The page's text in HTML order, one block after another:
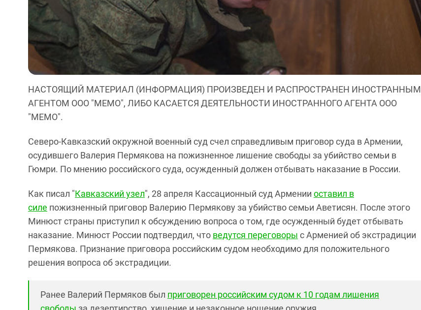
НАСТОЯЩИЙ МАТЕРИАЛ (ИНФОРМАЦИЯ) ПРОИЗВЕДЕН И РАСПРОСТРАНЕН ИНОСТРАННЫМ
АГЕНТОМ ООО "МЕМО", ЛИБО КАСАЕТСЯ ДЕЯТЕЛЬНОСТИ ИНОСТРАННОГО АГЕНТА ООО
"МЕМО".
Северо-Кавказский окружной военный суд счел справедливым приговор суда в Армении,
осудившего Валерия Пермякова на пожизненное лишение свободы за убийство семьи в
Гюмри. По мнению российского суда, осужденный должен отбывать наказание в России.
Как писал "Кавказский узел", 28 апреля Кассационный суд Армении оставил в
силе пожизненный приговор Валерию Пермякову за убийство семьи Аветисян. После этого
Минюст страны приступил к обсуждению вопроса о том, где осужденный будет отбывать
наказание. Минюст России подтвердил, что ведутся переговоры с Арменией об экстрадиции
Пермякова. Признание приговора российским судом необходимо для положительного
решения вопроса об экстрадиции.
Ранее Валерий Пермяков был приговорен российским судом к 10 годам лишения